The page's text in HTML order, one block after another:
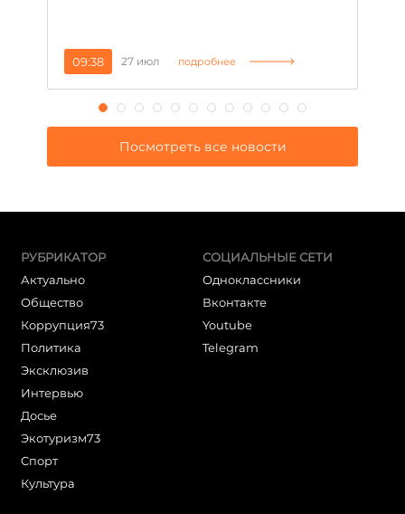
09:38 27 июл подробнее
Посмотреть все новости
РУБРИКАТОР
Актуально
Общество
Коррупция73
Политика
Эксклюзив
Интервью
Досье
Экотуризм73
Cпорт
Культура
СОЦИАЛЬНЫЕ СЕТИ
Одноклассники
Вконтакте
Youtube
Telegram